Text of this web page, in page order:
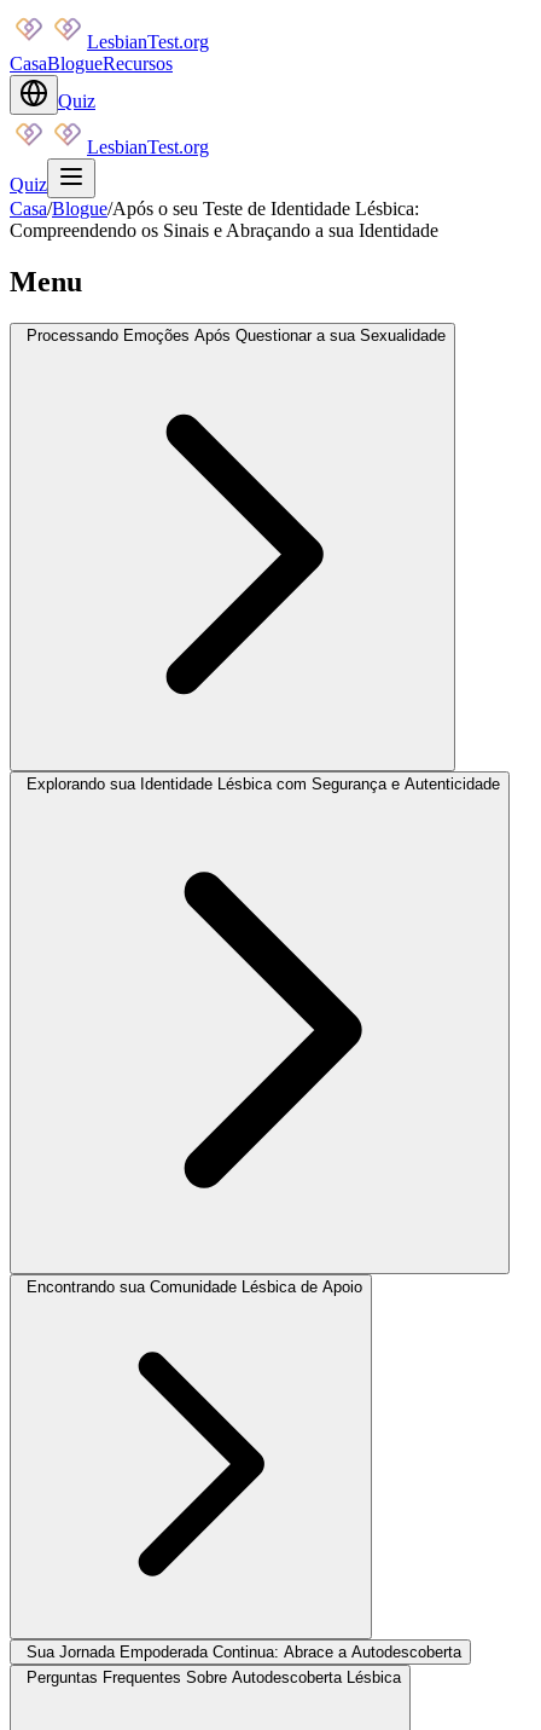
LesbianTest.org
CasaBlogueRecursos
Quiz
LesbianTest.org
Quiz
Casa/Blogue/Após o seu Teste de Identidade Lésbica:
Compreendendo os Sinais e Abraçando a sua Identidade
Menu
Processando Emoções Após Questionar a sua Sexualidade
Explorando sua Identidade Lésbica com Segurança e Autenticidade
Encontrando sua Comunidade Lésbica de Apoio
Sua Jornada Empoderada Continua: Abrace a Autodescoberta
Perguntas Frequentes Sobre Autodescoberta Lésbica